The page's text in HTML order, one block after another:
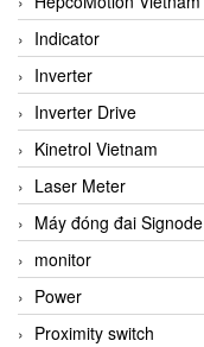
Indicator
Inverter
Inverter Drive
Kinetrol Vietnam
Laser Meter
Máy đóng đai Signode
monitor
Power
Proximity switch